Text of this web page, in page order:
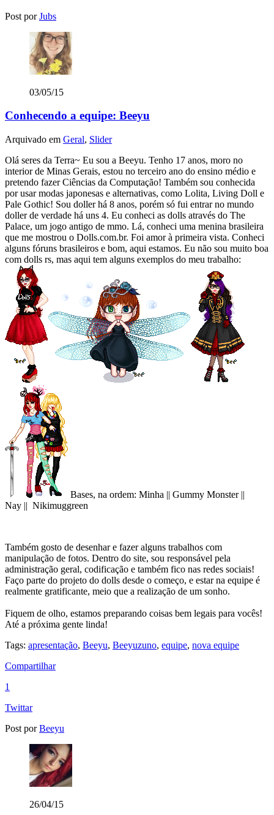
Post porJubs
03/05/15
Conhecendo a equipe: Beeyu
Arquivado em Geral, Slider
Olá seres da Terra~ Eu sou a Beeyu. Tenho 17 anos, moro no
interior de Minas Gerais, estou no terceiro ano do ensino médio e
pretendo fazer Ciências da Computação! Também sou conhecida
por usar modas japonesas e alternativas, como Lolita, Living Doll e
Pale Gothic! Sou doller há 8 anos, porém só fui entrar no mundo
doller de verdade há uns 4. Eu conheci as dolls através do The
Palace, um jogo antigo de mmo. Lá, conheci uma menina brasileira
que me mostrou o Dolls.com.br. Foi amor à primeira vista. Conheci
alguns fóruns brasileiros e bom, aqui estamos. Eu não sou muito boa
com dolls rs, mas aqui tem alguns exemplos do meu trabalho:
Bases, na ordem: Minha || Gummy Monster ||
Nay || Nikimuggreen
Também gosto de desenhar e fazer alguns trabalhos com
manipulação de fotos. Dentro do site, sou responsável pela
administração geral, codificação e também fico nas redes sociais!
Faço parte do projeto do dolls desde o começo, e estar na equipe é
realmente gratificante, meio que a realização de um sonho.
Fiquem de olho, estamos preparando coisas bem legais para vocês!
Até a próxima gente linda!
Tags: apresentação, Beeyu, Beeyuzuno, equipe, nova equipe
Compartilhar
1
Twittar
Post porBeeyu
26/04/15